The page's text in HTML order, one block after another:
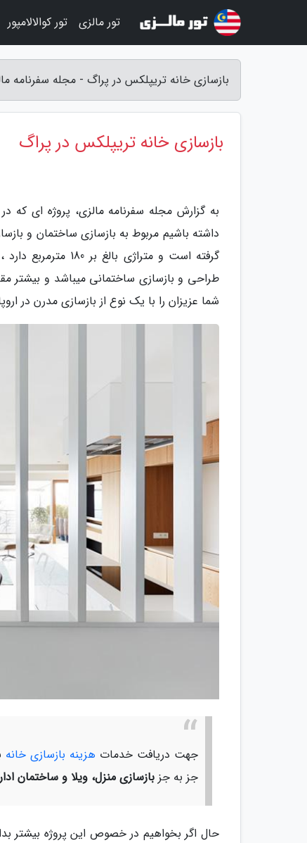
بازسازی خانه تریپلکس در پراگ - مجله سفرنامه
بازسازی خانه تریپلکس در پراگ
به گزارش مجله سفرنامه مالزی، پروژه ای که
گرفته است و
طراحی و بازسازی ساختمانی میباشد و بیشتر
شما عزیزان را با یک نوع از بازسازی مدرن در
جهت دریافت خدمات هزینه بازسازی خانه
جز به جز بازسازی منزل، ویلا و ساختمان
حال اگر بخواهیم در خصوص این پروژه بیشتر
تور مالزی تور کوالالامپور